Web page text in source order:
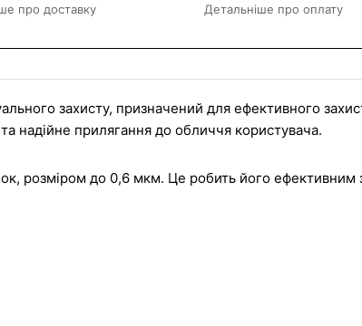
про доставку
Детальніше про оплату
захисту, призначений для ефективного
надійне прилягання до обличчя користувача.
розміром до 0,6 мкм. Це робить його ефективним